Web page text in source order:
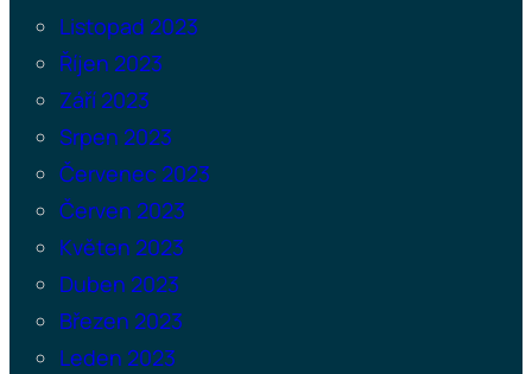
Listopad 2023
Říjen 2023
Září 2023
Srpen 2023
Červenec 2023
Červen 2023
Květen 2023
Duben 2023
Březen 2023
Leden 2023